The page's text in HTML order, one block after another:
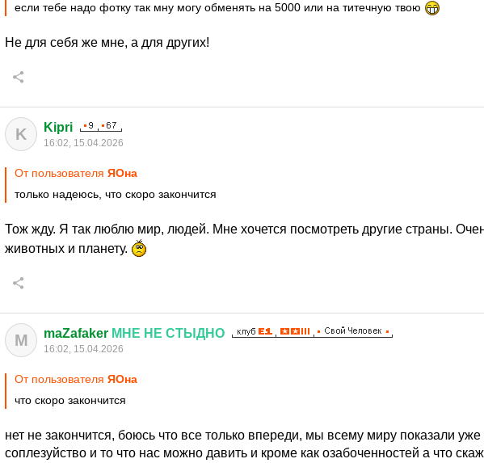
если тебе надо фотку так мну могу обменять на 5000 или на титечную твою
Не для себя же мне, а для других!
K Kipri
16:02, 15.04.2026
От пользователя ЯОна
только надеюсь, что скоро закончится
Тож жду. Я так люблю мир, людей. Мне хочется посмотреть другие страны.
животных и планету.
M maZafaker МНЕ НЕ СТЫДНО
16:02, 15.04.2026
От пользователя ЯОна
что скоро закончится
нет не закончится, боюсь что все только впереди, мы всему миру показали уже
соплезуйство и то что нас можно давить и кроме как озабоченностей а что